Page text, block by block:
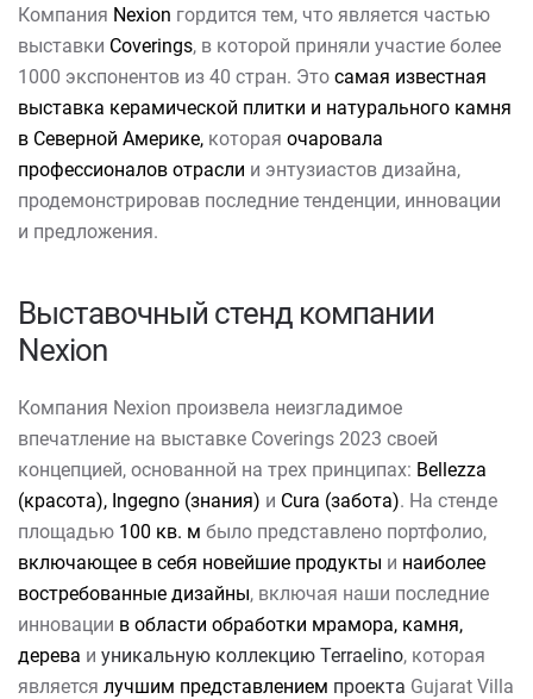
Компания Nexion гордится тем, что является частью
выставки Coverings, в которой приняли участие более
1000 экспонентов из 40 стран. Это самая известная
выставка керамической плитки и натурального камня
в Северной Америке, которая очаровала
профессионалов отрасли и энтузиастов дизайна,
продемонстрировав последние тенденции, инновации
и предложения.
Выставочный стенд компании
Nexion
Компания Nexion произвела неизгладимое
впечатление на выставке Coverings 2023 своей
концепцией, основанной на трех принципах: Bellezza
(красота), Ingegno (знания) и Cura (забота). На стенде
площадью 100 кв. м было представлено портфолио,
включающее в себя новейшие продукты и наиболее
востребованные дизайны, включая наши последние
инновации в области обработки мрамора, камня,
дерева и уникальную коллекцию Terraelino, которая
является лучшим представлением проекта Gujarat Villa